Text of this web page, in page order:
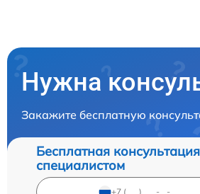
Нужна
Закажите бесплатную
Бесплатная
специалистом